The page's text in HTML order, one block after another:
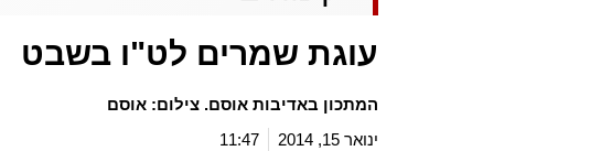
עוגת שמרים לט"ו בשבט
המתכון באדיבות אוסם. צילום: אוסם
ינואר 15, 2014
11:47